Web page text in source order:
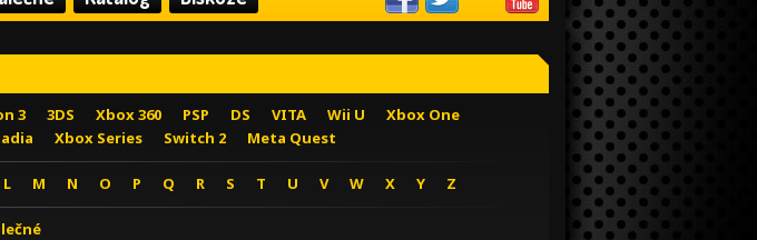
3 3DS Xbox 360 PSP DS VITA Wii U
Xbox One
Xbox Series Switch 2 Meta Quest
L M N O P Q R S T U V W X Y Z